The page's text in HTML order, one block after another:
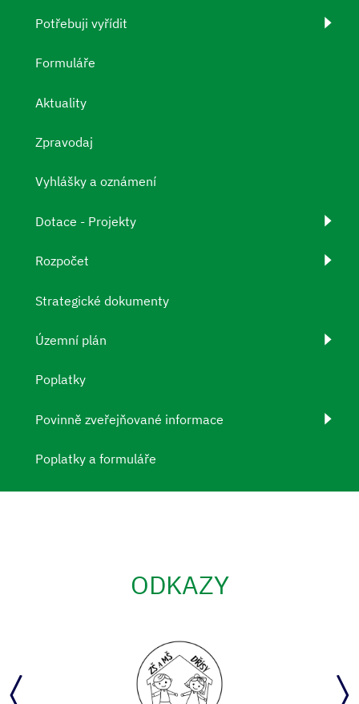
Potřebuji vyřídit
Formuláře
Aktuality
Zpravodaj
Vyhlášky a oznámení
Dotace - Projekty
Rozpočet
Strategické dokumenty
Územní plán
Poplatky
Povinně zveřejňované informace
Poplatky a formuláře
ODKAZY